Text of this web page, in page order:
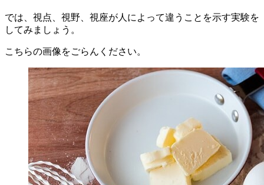
では、視点、視野、視座が人によって違うことを示す実験を
してみましょう。
こちらの画像をごらんください。